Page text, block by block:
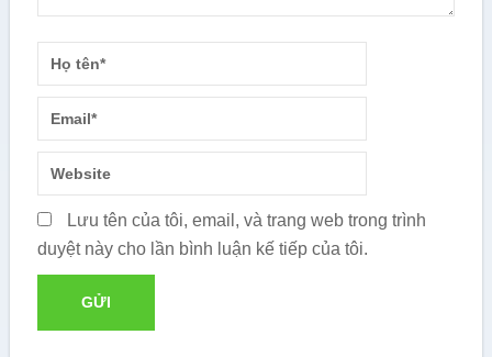
Lưu tên của tôi, email, và trang web trong trình
duyệt này cho lần bình luận kế tiếp của tôi.